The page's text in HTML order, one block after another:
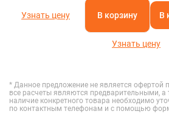
Узнать цену В корзину В
Узнать цену
* Данное предложение не является офертой
все расчеты являются предварительными, а
наличие конкретного товара необходимо
по контактным телефонам и с помощью